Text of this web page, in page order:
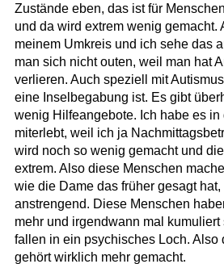
Zustände eben, das ist für
und da wird extrem wenig gemacht.
meinem Umkreis und ich sehe das
man sich nicht outen, weil man hat
verlieren. Auch speziell mit
eine Inselbegabung ist. Es gibt
wenig Hilfeangebote. Ich habe es in
miterlebt, weil ich ja
wird noch so wenig gemacht und
extrem. Also diese Menschen
wie die Dame das früher gesagt
anstrengend. Diese Menschen
mehr und irgendwann mal
fallen in ein psychisches Loch. Also
gehört wirklich mehr gemacht.